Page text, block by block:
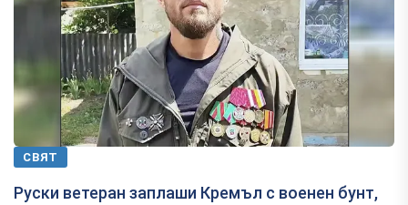
СВЯТ
Руски ветеран заплаши Кремъл с военен бунт,